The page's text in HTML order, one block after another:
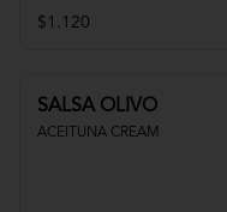
$1.120
SALSA OLIVO
ACEITUNA CREAM